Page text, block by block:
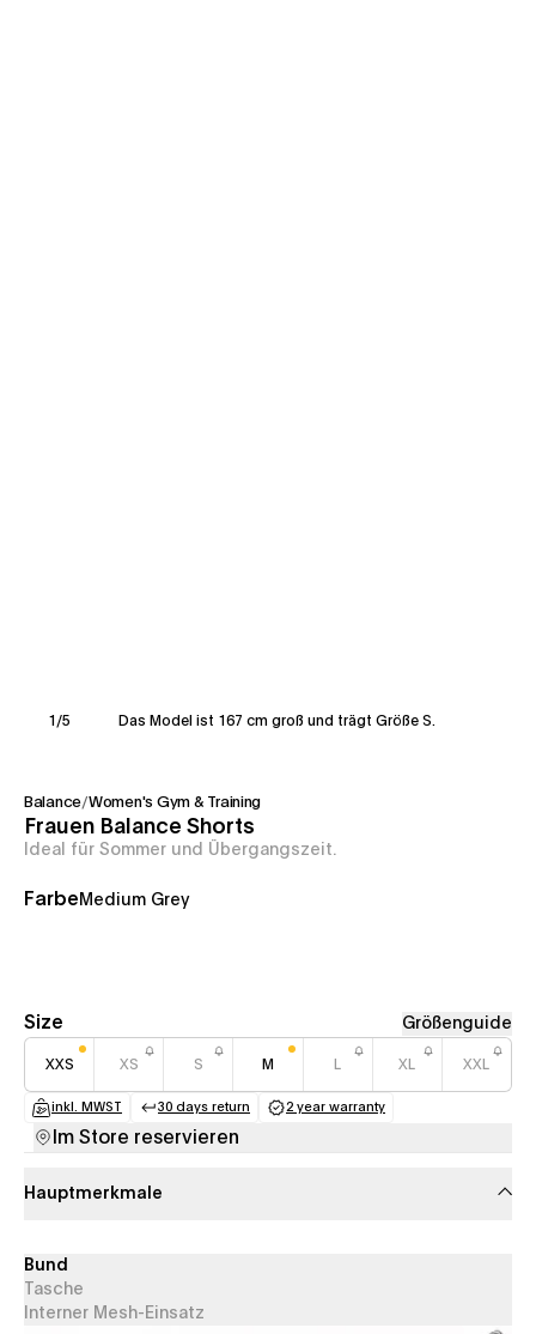
1 /5 Das Model ist 167 cm groß und trägt Größe S.
Balance/Women's Gym & Training
Frauen Balance Shorts
Ideal für Sommer und Übergangszeit.
Farbe Medium Grey
Size Größenguide
XXS XS S M XL XXL
inkl. MWST 30 days return
(opens in a new tab)
2 year warranty
Im Store reservieren
Hauptmerkmale
Bund
Tasche
Interner Mesh-Einsatz